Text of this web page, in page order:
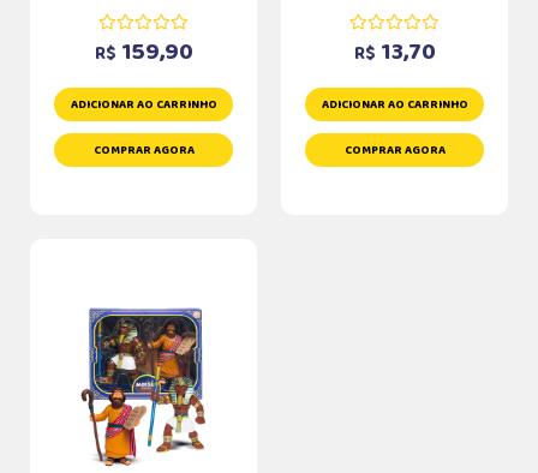
R$ 159,90
ADICIONAR AO CARRINHO
COMPRAR AGORA
R$ 13,70
ADICIONAR AO CARRINHO
COMPRAR AGORA